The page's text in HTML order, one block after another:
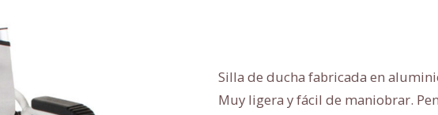
Silla de ducha fabricada en
Muy ligera y fácil de maniobrar.